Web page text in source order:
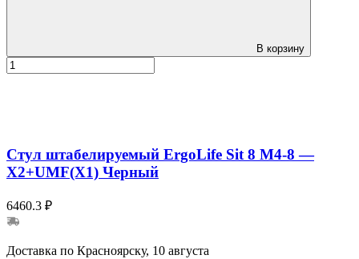
В корзину
Стул штабелируемый ErgoLife Sit 8 M4-8 —
X2+UMF(X1) Черный
6460.3 ₽
Доставка по Красноярску, 10 августа